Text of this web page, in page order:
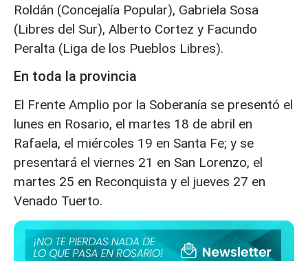
Roldán (Concejalía Popular), Gabriela Sosa
(Libres del Sur), Alberto Cortez y Facundo
Peralta (Liga de los Pueblos Libres).
En toda la provincia
El Frente Amplio por la Soberanía se presentó el
lunes en Rosario, el martes 18 de abril en
Rafaela, el miércoles 19 en Santa Fe; y se
presentará el viernes 21 en San Lorenzo, el
martes 25 en Reconquista y el jueves 27 en
Venado Tuerto.